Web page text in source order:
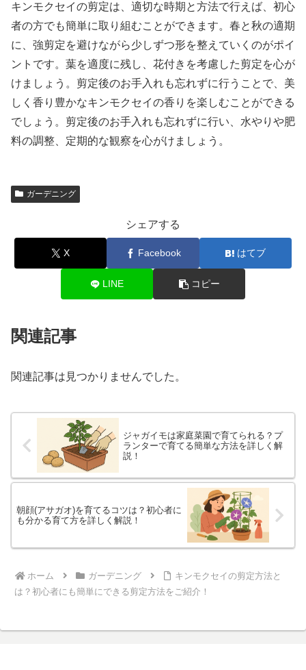
キンモクセイの剪定は、適切な時期と方法で行えば、初心
者の方でも簡単に取り組むことができます。春と秋の適期
に、強剪定を避けながら少しずつ形を整えていくのがポイ
ントです。葉を適度に残し、花付きを考慮した剪定を心が
けましょう。剪定後のお手入れも忘れずに行うことで、美
しく香り豊かなキンモクセイの香りを楽しむことができる
でしょう。剪定後のお手入れも忘れずに行い、水やりや肥
料の調整、定期的な観察を心がけましょう。
ガーデニング
シェアする
X Facebook はてブ
LINE コピー
関連記事
関連記事は見つかりませんでした。
ジャガイモは家庭菜園で育てられる？プ
ランターで育てる簡単な方法を詳しく解
説！
朝顔(アサガオ)を育てるコツは？初心者に
も分かる育て方を詳しく解説！
ホーム ガーデニング
キンモクセイの剪定方法と
は？初心者にも簡単にできる剪定方法をご紹介！